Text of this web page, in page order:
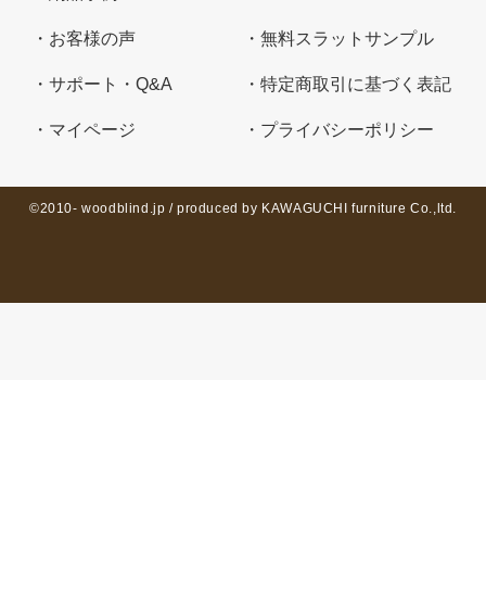
お客様の声
サポート・Q&A
マイページ
無料スラットサンプル
特定商取引に基づく表記
プライバシーポリシー
©2010- woodblind.jp / produced by KAWAGUCHI furniture Co.,ltd.